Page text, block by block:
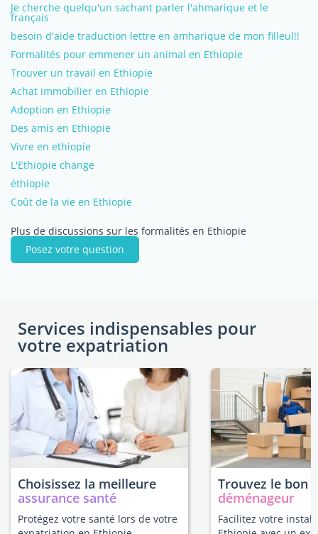
Je cherche quelqu'un sachant parler l'ahmarique et le
français
besoin d'aide traduction lettre en amharique de mon filleul!!
Formalités pour emmener un animal en Ethiopie
Trouver un travail en Ethiopie
Achat immobilier en Ethiopie
Adoption en Ethiopie
Des amis en Ethiopie
Vivre en ethiopie
L'Ethiopie change
éthiopie
Coût de la vie en Ethiopie
Plus de discussions sur les formalités en Ethiopie
Posez votre question
Services indispensables pour
votre expatriation
Choisissez la meilleure
assurance santé
Protégez votre santé lors de votre
Trouvez le bon
déménageur
Facilitez votre